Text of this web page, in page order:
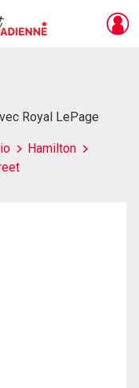
Royal LePage
Hamilton